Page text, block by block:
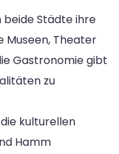
Städte ihre
Museen, Theater
Gastronomie gibt
zu
kulturellen
Hamm